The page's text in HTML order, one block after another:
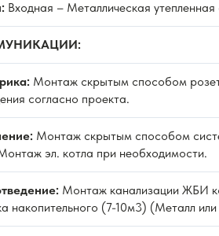
Входная – Металлическая
Монтаж скрытым способом
согласно проекта.
Монтаж скрытым способом
эл. котла при необходимости.
Монтаж канализации ЖБИ
накопительного (7-10м3) (Металл